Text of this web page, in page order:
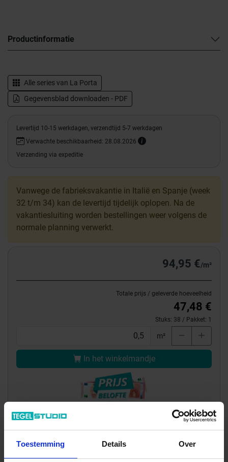
Toestemming Details Over
Productinformatie
Alle series van La Porta
Gegevensblad downloaden - PDF
Levertijd 10-15 werkdagen, verzendtijd 5-7 werkdagen
Verwachte beschikbaarheid: 28.08.2026
Verzending via expeditie
Vanwege de fabrieksvakantie in Italië en Spanje (week
32 t/m 34) kan de levertijd tijdelijk oplopen. Na de
vakantiesluiting worden bestellingen weer volgens de
normale planning verwerkt.
94,95 €/m²
Totale prijs / geleverde hoeveelheid
47,48 €
Stuks: 38 / Pakket: 1
m²
In het winkelmandje